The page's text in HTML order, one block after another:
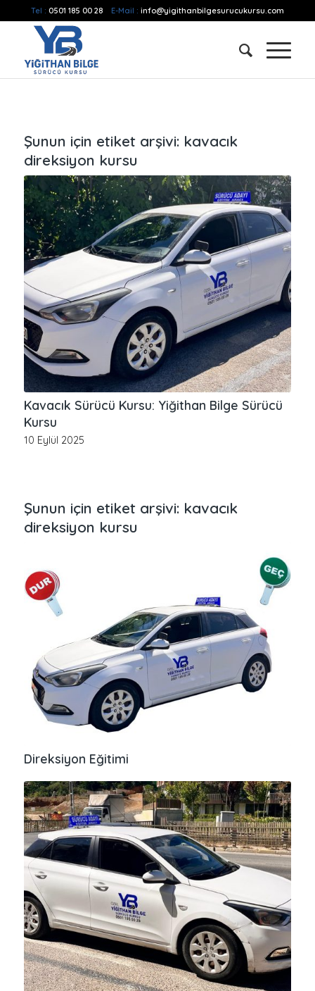
Tel : 0501 185 00 28 E-Mail : info@yigithanbilgesurucukursu.com
Şunun için etiket arşivi: kavacık
direksiyon kursu
Kavacık Sürücü Kursu: Yiğithan Bilge Sürücü
Kursu
10 Eylül 2025
Şunun için etiket arşivi: kavacık
direksiyon kursu
Direksiyon Eğitimi